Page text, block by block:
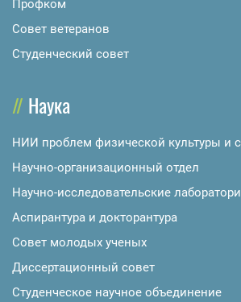
Профком
Совет ветеранов
Студенческий совет
Наука
НИИ проблем физической культуры и
Научно-организационный отдел
Научно-исследовательские
Аспирантура и докторантура
Совет молодых ученых
Диссертационный совет
Студенческое научное объединение